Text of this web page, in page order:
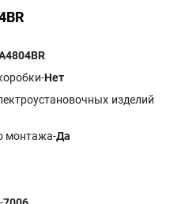
Нет
изделий
монтажа-Да